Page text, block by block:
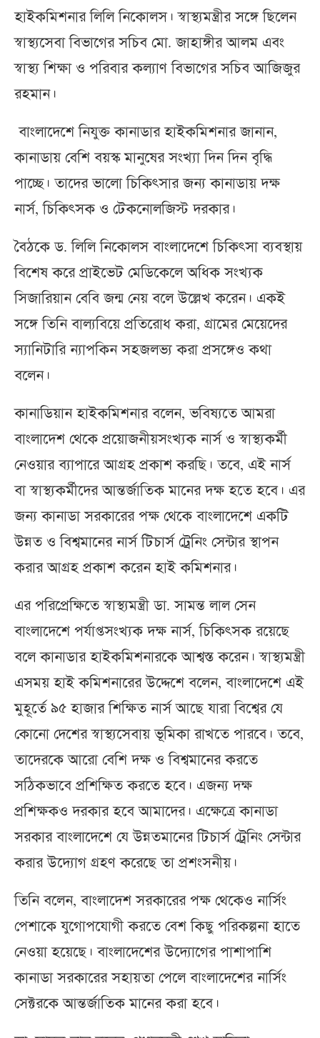
হাইকমিশনার লিলি নিকোলস। স্বাস্থ্যমন্ত্রীর সঙ্গে ছিলেন
স্বাস্থ্যসেবা বিভাগের সচিব মো. জাহাঙ্গীর আলম এবং
স্বাস্থ্য শিক্ষা ও পরিবার কল্যাণ বিভাগের সচিব আজিজুর
রহমান।
বাংলাদেশে নিযুক্ত কানাডার হাইকমিশনার জানান,
কানাডায় বেশি বয়স্ক মানুষের সংখ্যা দিন দিন বৃদ্ধি
পাচ্ছে। তাদের ভালো চিকিৎসার জন্য কানাডায় দক্ষ
নার্স, চিকিৎসক ও টেকনোলজিস্ট দরকার।
বৈঠকে ড. লিলি নিকোলস বাংলাদেশে চিকিৎসা ব্যবস্থায়
বিশেষ করে প্রাইভেট মেডিকেলে অধিক সংখ্যক
সিজারিয়ান বেবি জন্ম নেয় বলে উল্লেখ করেন। একই
সঙ্গে তিনি বাল্যবিয়ে প্রতিরোধ করা, গ্রামের মেয়েদের
স্যানিটারি ন্যাপকিন সহজলভ্য করা প্রসঙ্গেও কথা
বলেন।
কানাডিয়ান হাইকমিশনার বলেন, ভবিষ্যতে আমরা
বাংলাদেশ থেকে প্রয়োজনীয়সংখ্যক নার্স ও স্বাস্থ্যকর্মী
নেওয়ার ব্যাপারে আগ্রহ প্রকাশ করছি। তবে, এই নার্স
বা স্বাস্থ্যকর্মীদের আন্তর্জাতিক মানের দক্ষ হতে হবে। এর
জন্য কানাডা সরকারের পক্ষ থেকে বাংলাদেশে একটি
উন্নত ও বিশ্বমানের নার্স টিচার্স ট্রেনিং সেন্টার স্থাপন
করার আগ্রহ প্রকাশ করেন হাই কমিশনার।
এর পরিপ্রেক্ষিতে স্বাস্থ্যমন্ত্রী ডা. সামন্ত লাল সেন
বাংলাদেশে পর্যাপ্তসংখ্যক দক্ষ নার্স, চিকিৎসক রয়েছে
বলে কানাডার হাইকমিশনারকে আশ্বস্ত করেন। স্বাস্থ্যমন্ত্রী
এসময় হাই কমিশনারের উদ্দেশে বলেন, বাংলাদেশে এই
মুহূর্তে ৯৫ হাজার শিক্ষিত নার্স আছে যারা বিশ্বের যে
কোনো দেশের স্বাস্থ্যসেবায় ভূমিকা রাখতে পারবে। তবে,
তাদেরকে আরো বেশি দক্ষ ও বিশ্বমানের করতে
সঠিকভাবে প্রশিক্ষিত করতে হবে। এজন্য দক্ষ
প্রশিক্ষকও দরকার হবে আমাদের। এক্ষেত্রে কানাডা
সরকার বাংলাদেশে যে উন্নতমানের টিচার্স ট্রেনিং সেন্টার
করার উদ্যোগ গ্রহণ করেছে তা প্রশংসনীয়।
তিনি বলেন, বাংলাদেশ সরকারের পক্ষ থেকেও নার্সিং
পেশাকে যুগোপযোগী করতে বেশ কিছু পরিকল্পনা হাতে
নেওয়া হয়েছে। বাংলাদেশের উদ্যোগের পাশাপাশি
কানাডা সরকারের সহায়তা পেলে বাংলাদেশের নার্সিং
সেক্টরকে আন্তর্জাতিক মানের করা হবে।